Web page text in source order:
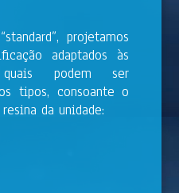
projetamos
adaptados às
podem ser
tipos, consoante o
da unidade: